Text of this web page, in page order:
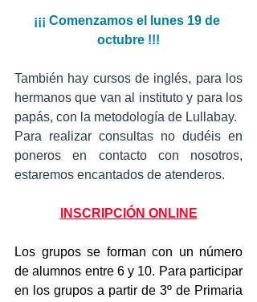
¡¡¡ Comenzamos el lunes 19 de
octubre !!!
También hay cursos de inglés, para los
hermanos que van al instituto y para los
papás, con la metodología de Lullabay.
Para realizar consultas no dudéis en
poneros en contacto con nosotros,
estaremos encantados de atenderos.
INSCRIPCIÓN ONLINE
Los grupos se forman con un número
de alumnos entre 6 y 10. Para participar
en los grupos a partir de 3º de Primaria